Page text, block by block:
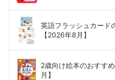
英語フラッシュカード
【2026年8月】
2歳向け絵本のおすす
月】